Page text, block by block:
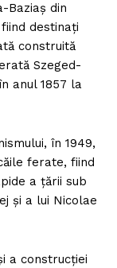
Baziaş din
destinaţi
construită
Szeged-
anul 1857 la
în 1949,
ferate, fiind
a ţării sub
şi a lui Nicolae
a construcţiei